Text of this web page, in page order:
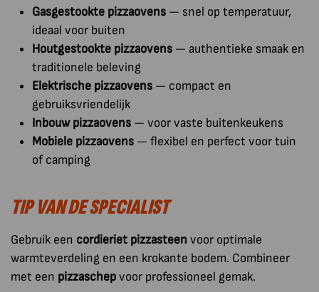
Gasgestookte pizzaovens — snel op temperatuur,
ideaal voor buiten
Houtgestookte pizzaovens — authentieke smaak en
traditionele beleving
Elektrische pizzaovens — compact en
gebruiksvriendelijk
Inbouw pizzaovens — voor vaste buitenkeukens
Mobiele pizzaovens — flexibel en perfect voor tuin
of camping
TIP VAN DE SPECIALIST
Gebruik een cordieriet pizzasteen voor optimale
warmteverdeling en een krokante bodem. Combineer
met een pizzaschepvoor professioneel gemak.